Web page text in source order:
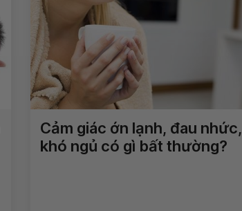
Cảm giác ớn lạnh, đau nhức,
khó ngủ có gì bất thường?